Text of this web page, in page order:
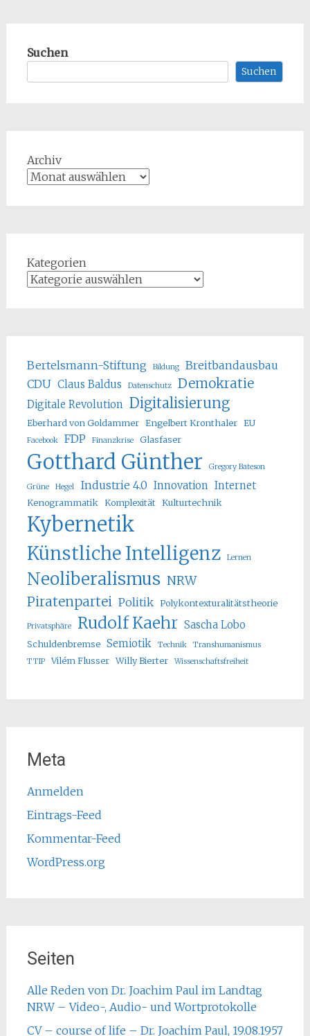
Suchen
Suchen
Archiv
Kategorien
Bertelsmann-Stiftung Bildung
Breitbandausbau
CDU Claus Baldus Datenschutz Demokratie
Digitale Revolution Digitalisierung
Eberhard von Goldammer Engelbert Kronthaler EU
Facebook FDP Finanzkrise Glasfaser
Gotthard Günther Gregory Bateson
Grüne Hegel Industrie 4.0 Innovation Internet
Kenogrammatik Komplexität Kulturtechnik
Kybernetik
Künstliche Intelligenz Lernen
Neoliberalismus NRW
Piratenpartei Politik Polykontexturalitätstheorie
Privatsphäre Rudolf Kaehr Sascha Lobo
Schuldenbremse Semiotik Technik
Transhumanismus
TTIP
Vilém Flusser Willy Bierter Wissenschaftsfreiheit
Meta
Anmelden
Eintrags-Feed
Kommentar-Feed
WordPress.org
Seiten
Alle Reden von Dr. Joachim Paul im Landtag
NRW – Video-, Audio- und Wortprotokolle
CV – course of life – Dr. Joachim Paul, 19.08.1957